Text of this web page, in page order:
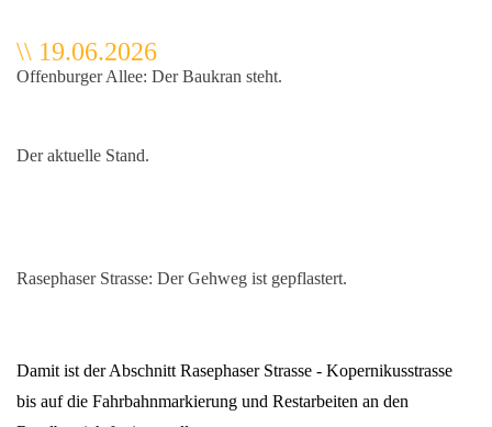
\\ 19.06.2026
Offenburger Allee: Der Baukran steht.
Der aktuelle Stand.
Rasephaser Strasse: Der Gehweg ist gepflastert.
Damit ist der Abschnitt Rasephaser Strasse - Kopernikusstrasse
bis auf die Fahrbahnmarkierung und Restarbeiten an den